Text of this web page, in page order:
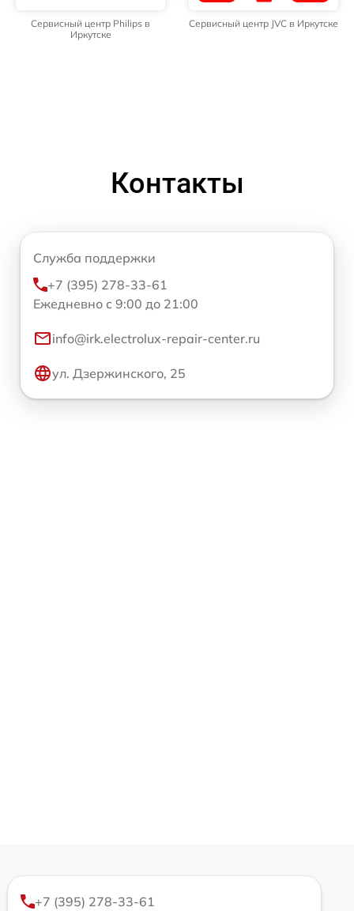
Сервисный центр Philips в
Иркутске
Сервисный центр JVC в Иркутске
Контакты
Служба поддержки
+7 (395) 278-33-61
Ежедневно с 9:00 до 21:00
info@irk.electrolux-repair-center.ru
ул. Дзержинского, 25
+7 (395) 278-33-61